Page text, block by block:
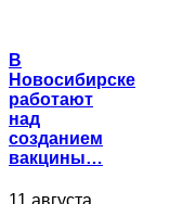
В
Новосибирске
работают
над
созданием
вакцины…
11 августа